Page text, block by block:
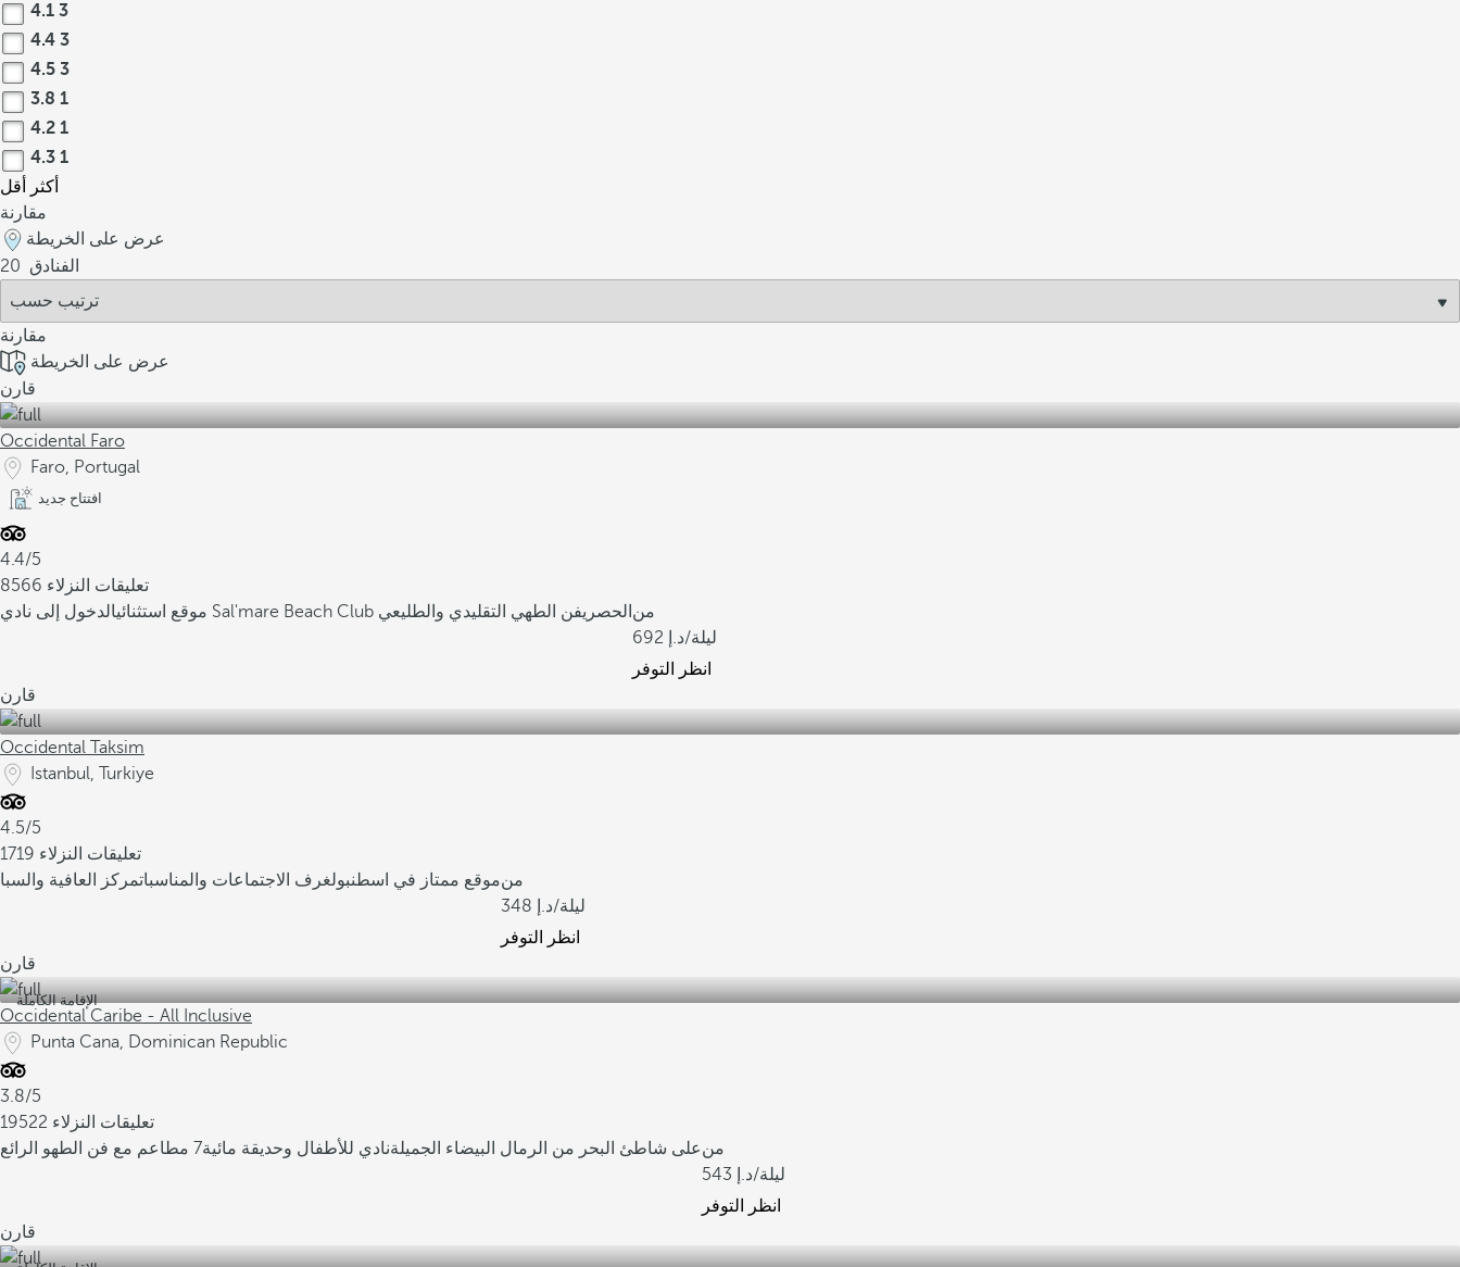
4.1 3
4.4 3
4.5 3
3.8 1
4.2 1
4.3 1
أكثر
أقل
مقارنة
عرض على الخريطة
20 الفنادق
مقارنة
عرض على الخريطة
قارن
Occidental Faro
Faro, Portugal
افتتاح جديد
4.4/5
8566 تعليقات النزلاء
موقع استثنائي
الدخول إلى نادي Sal'mare Beach Club الحصريفن الطهي التقليدي والطليعي
من
692
/ليلة
انظر التوفر
قارن
Occidental Taksim
Istanbul, Turkiye
4.5/5
1719 تعليقات النزلاء
موقع ممتاز في اسطنبولغرف الاجتماعات والمناسباتمركز العافية والسبا
من
348
/ليلة
انظر التوفر
قارن
الإقامة الكاملة
Occidental Caribe - All Inclusive
Punta Cana, Dominican Republic
3.8/5
19522 تعليقات النزلاء
على شاطئ البحر من الرمال البيضاء الجميلةنادي للأطفال وحديقة مائية7 مطاعم مع فن الطهو الرائع
من
543
/ليلة
انظر التوفر
قارن